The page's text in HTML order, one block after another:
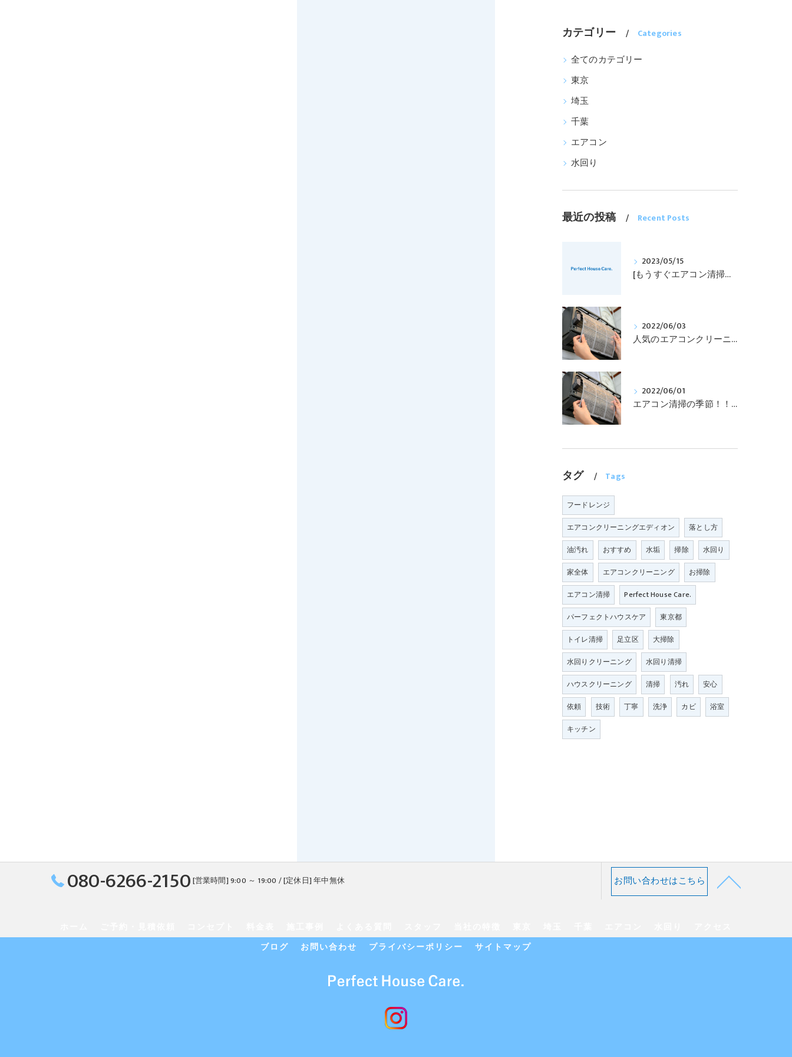
カテゴリー Categories
全てのカテゴリー
東京
埼玉
千葉
エアコン
水回り
最近の投稿 Recent Posts
2023/05/15
[もうすぐエアコン清掃の時期！！]
2022/06/03
人気のエアコンクリーニング！！
2022/06/01
エアコン清掃の季節！！！
タグ Tags
フードレンジ
エアコンクリーニングエディオン
落とし方
油汚れ
おすすめ 水垢 掃除
水回り
家全体
エアコンクリーニング
お掃除
エアコン清掃
Perfect House Care.
パーフェクトハウスケア
東京都
トイレ清掃
足立区
大掃除
水回りクリーニング
水回り清掃
ハウスクリーニング
清掃 汚れ
安心
依頼
技術 丁寧 洗浄 カビ
浴室
キッチン
080-6266-2150[営業時間] 9:00 ～ 19:00 / [定休日] 年中無休 お問い合わせはこちら
ブログ
お問い合わせ プライバシーポリシー サイトマップ